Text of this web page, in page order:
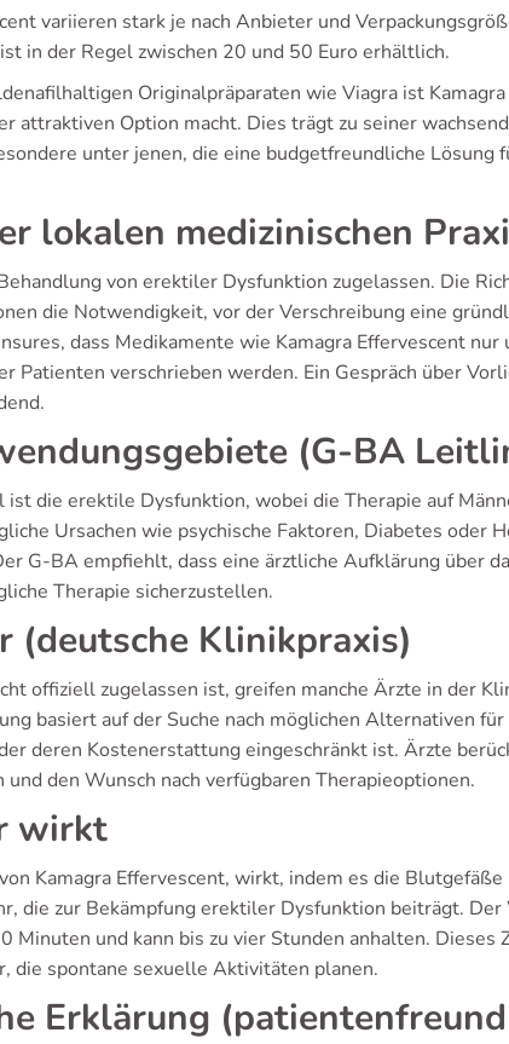
variieren stark je nach Anbieter und
in der Regel zwischen 20 und 50 Euro erhältlich.
Originalpräparaten wie Viagra ist
attraktiven Option macht. Dies trägt zu seiner
unter jenen, die eine budgetfreundliche Lösung
lokalen medizinischen
von erektiler Dysfunktion zugelassen. Die
die Notwendigkeit, vor der Verschreibung eine
dass Medikamente wie Kamagra Effervescent
Patienten verschrieben werden. Ein Gespräch über
(G-BA
die erektile Dysfunktion, wobei die Therapie auf
Ursachen wie psychische Faktoren, Diabetes oder
G-BA empfiehlt, dass eine ärztliche Aufklärung über
Therapie sicherzustellen.
(deutsche Klinikpraxis)
offiziell zugelassen ist, greifen manche Ärzte in der
basiert auf der Suche nach möglichen Alternativen
deren Kostenerstattung eingeschränkt ist. Ärzte
den Wunsch nach verfügbaren Therapieoptionen.
wirkt
Kamagra Effervescent, wirkt, indem es die
die zur Bekämpfung erektiler Dysfunktion beiträgt.
Minuten und kann bis zu vier Stunden anhalten. Dieses
die spontane sexuelle Aktivitäten planen.
Erklärung